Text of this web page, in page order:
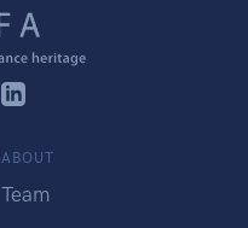
ABOUT
Team